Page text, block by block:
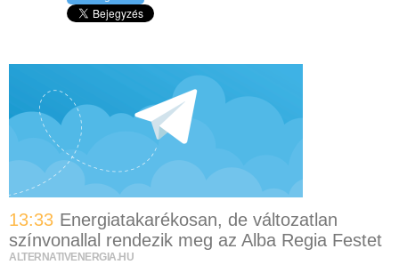
13:33 Energiatakarékosan, de változatlan
színvonallal rendezik meg az Alba Regia Festet
ALTERNATIVENERGIA.HU